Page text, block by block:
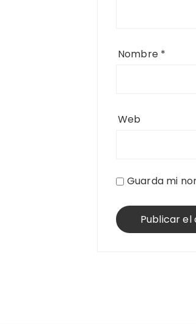
Nombre *
Web
Guarda mi